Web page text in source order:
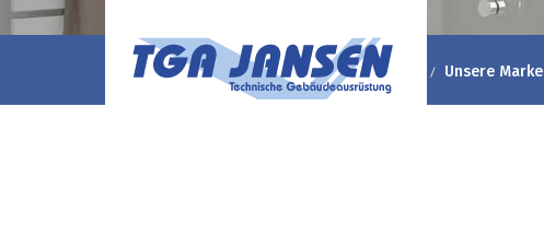
TGA Jansen GmbH & Co. KG Unternehmen Unsere